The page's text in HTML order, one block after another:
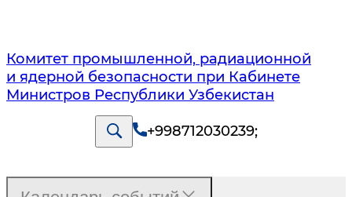
Комитет промышленной, радиационной
и ядерной безопасности при Кабинете
Министров Республики Узбекистан
+998712030239;